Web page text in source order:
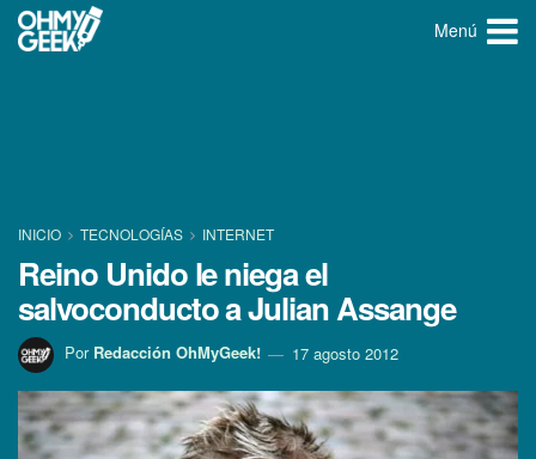
Menú
INICIO TECNOLOGÍ­AS INTERNET
Reino Unido le niega el
salvoconducto a Julian Assange
Por Redacción OhMyGeek! 17 agosto 2012